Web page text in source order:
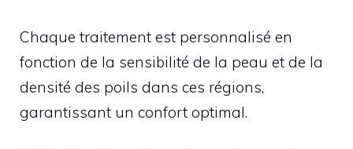
Chaque traitement est personnalisé en
fonction de la sensibilité de la peau et de la
densité des poils dans ces régions,
garantissant un confort optimal.